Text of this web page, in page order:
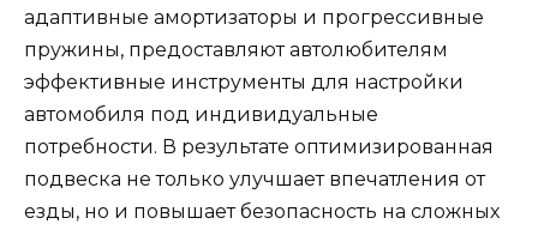
адаптивные амортизаторы и прогрессивные
пружины, предоставляют автолюбителям
эффективные инструменты для настройки
автомобиля под индивидуальные
потребности. В результате оптимизированная
подвеска не только улучшает впечатления от
езды, но и повышает безопасность на сложных